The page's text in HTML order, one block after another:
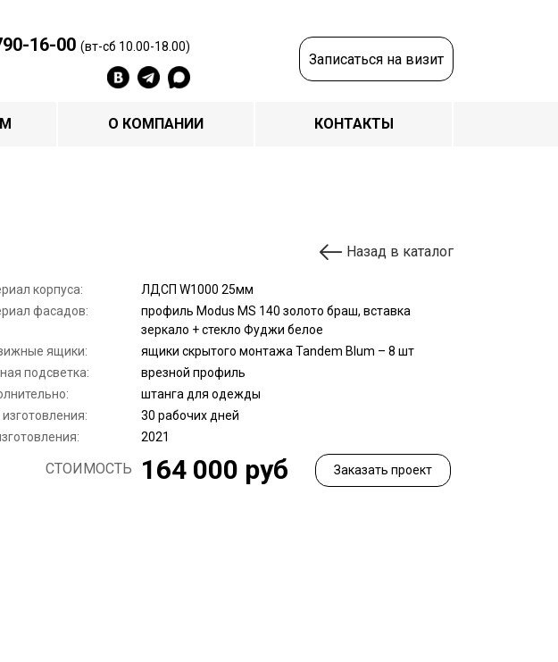
16-00 (вт-сб 10.00-18.00)
Записаться на визит
О КОМПАНИИ КОНТАКТЫ
Назад в каталог
корпуса:
ЛДСП W1000 25мм
фасадов:
профиль Modus MS 140 золото браш, вставка
зеркало + стекло Фуджи белое
ящики:
ящики скрытого монтажа Tandem Blum – 8 шт
подсветка:
врезной профиль
штанга для одежды
30 рабочих дней
2021
СТОИМОСТЬ 164 000 руб Заказать проект